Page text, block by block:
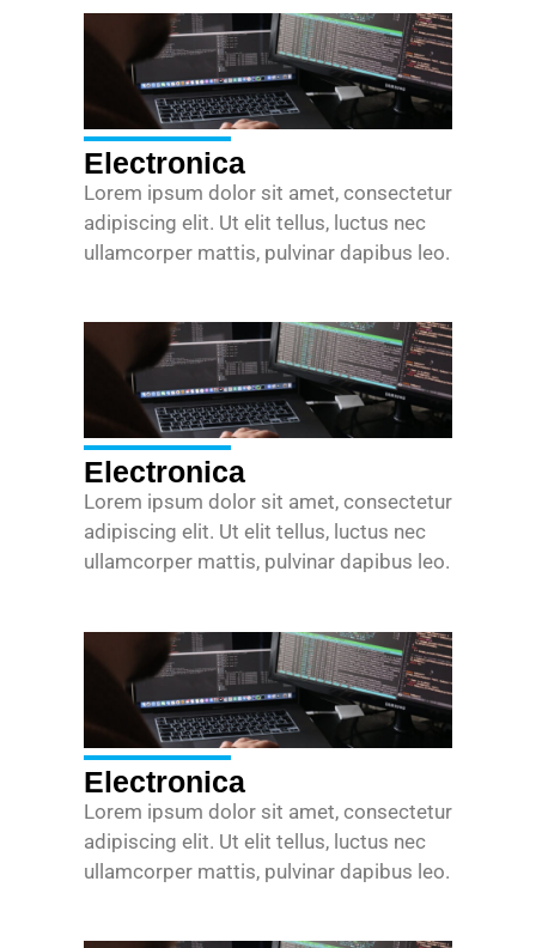
Electronica
Lorem ipsum dolor sit amet, consectetur
adipiscing elit. Ut elit tellus, luctus nec
ullamcorper mattis, pulvinar dapibus leo.
Electronica
Lorem ipsum dolor sit amet, consectetur
adipiscing elit. Ut elit tellus, luctus nec
ullamcorper mattis, pulvinar dapibus leo.
Electronica
Lorem ipsum dolor sit amet, consectetur
adipiscing elit. Ut elit tellus, luctus nec
ullamcorper mattis, pulvinar dapibus leo.